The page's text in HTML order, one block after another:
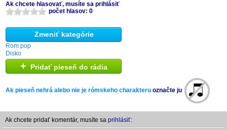
Ak chcete hlasovať, musíte sa prihlásiť
počet hlasov: 0
Zmeniť kategórie
Rom pop
Disko
+ Pridať pieseň do rádia
Ak pieseň nehrá alebo nie je rómskeho charakteru označte ju
Ak chcete pridať komentár, musíte sa prihlásiť: